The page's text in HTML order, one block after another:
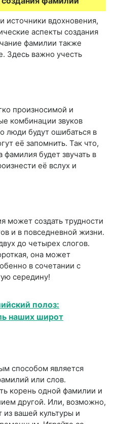
источники вдохновения,
аспекты создания
фамилии также
Здесь важно учесть
произносимой и
комбинации звуков
люди будут ошибаться в
её запомнить. Так что,
будет звучать в
её вслух и
может создать трудности
и в повседневной жизни.
до четырех слогов.
она может
в сочетании с
середину!
полоз:
наших широт
способом является
или слов.
корень одной фамилии и
другой. Или, возможно,
из вашей культуры и